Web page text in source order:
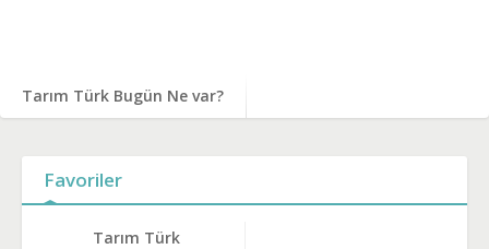
Tarım Türk Bugün Ne var?
Favoriler
Tarım Türk